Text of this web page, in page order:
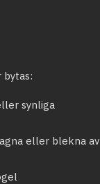
bytas:
synliga
eller blekna av